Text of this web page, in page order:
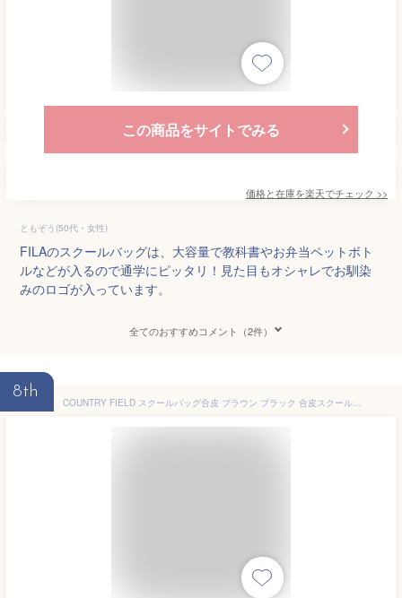
この商品をサイトでみる
価格と在庫を楽天でチェック >>
ともぞう(50代・女性)
FILAのスクールバッグは、大容量で教科書やお弁当ペットボト
ルなどが入るので通学にピッタリ！見た目もオシャレでお馴染
みのロゴが入っています。
全てのおすすめコメント（2件）
8th
COUNTRY FIELD スクールバッグ合皮 ブラウン ブラック 合皮スクールバッグ 日本製 鍵付き 大きめサイズ 通学バッグ 人気 通学鞄 バッグ 学生 高校生 中学生 制服バッグ スクールバッグ 合皮